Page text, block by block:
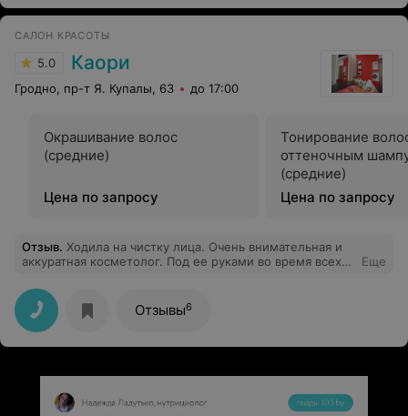
САЛОН КРАСОТЫ
5.0 Каори
Гродно, пр-т Я. Купалы, 63 до 17:00
Окрашивание волос
(средние)
Цена по запросу
Тонирование
оттеночным
(средние)
Цена по запросу
Отзыв. Ходила на чистку лица. Очень внимательная и
аккуратная косметолог. Под ее руками во время всех
засыпала. В следующий раз буду снова обращаться к
ним.
Еще
Отзывы6